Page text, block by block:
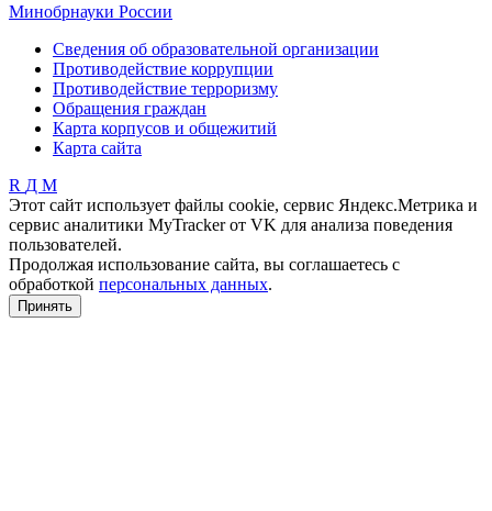
Минобрнауки России
Сведения об образовательной организации
Противодействие коррупции
Противодействие терроризму
Обращения граждан
Карта корпусов и общежитий
Карта сайта
R Д М
Этот сайт использует файлы cookie, сервис Яндекс.Метрика и
сервис аналитики MyTracker от VK для анализа поведения
пользователей.
Продолжая использование сайта, вы соглашаетесь с
обработкой персональных данных.
Принять